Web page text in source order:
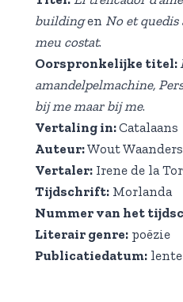
buildingen No et quedis
meu costat.
Oorspronkelijke titel:
amandelpelmachine,
bij me maar bij me.
Vertaling in:Catalaans
Auteur:Wout Waanders
Vertaler: Irene de la
Tijdschrift: Morlanda
Nummer van het
Literair genre: poëzie
Publicatiedatum: lente